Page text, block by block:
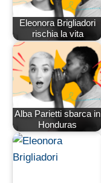
Eleonora Brigliadori
rischia la vita
Alba Parietti sbarca in
Honduras